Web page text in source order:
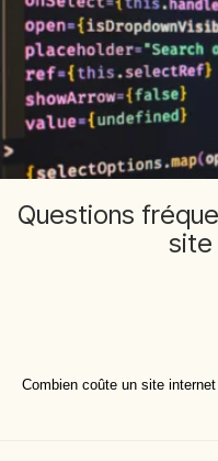
Questions
site
Combien coûte un site